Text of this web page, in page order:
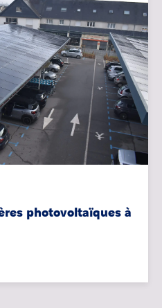
photovoltaïques à